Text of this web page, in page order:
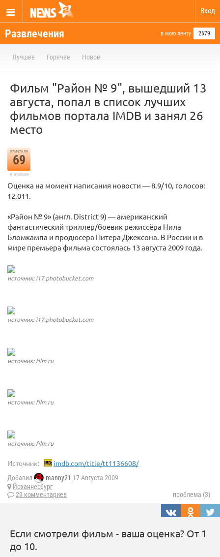
Вход
Развлечения в мою ленту 2679
Лучшее Горячее Новое
Фильм "Район № 9", вышедший 13
августа, попал в список лучших
фильмов портала IMDB и занял 26
место
отметили
69
в архиве
Оценка на момент написания новости — 8.9/10, голосов:
12,011.
«Район № 9» (англ. District 9) — американский
фантастический триллер/боевик режиссёра Нила
Бломкампа и продюсера Питера Джексона. В России и в
мире премьера фильма состоялась 13 августа 2009 года.
источник: i17.photobucket.com
источник: i17.photobucket.com
источник: film.ru
источник: film.ru
источник: film.ru
Источник: imdb.com/title/tt1136608/
Добавил manny21 17 Августа 2009
Йоханнесбург
29 комментариев
проблема (3)
Если смотрели фильм - ваша оценка? От 1
до 10.